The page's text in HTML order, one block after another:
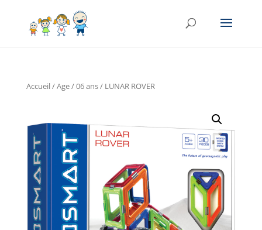
Accueil/Age/06 ans/ LUNAR ROVER